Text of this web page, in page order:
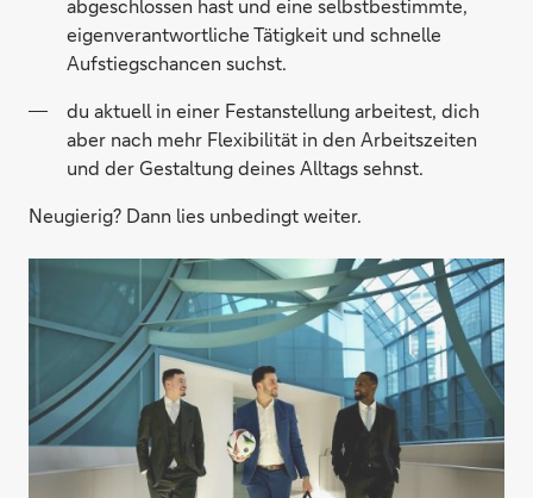
abgeschlossen hast und eine selbstbestimmte,
eigenverantwortliche Tätigkeit und schnelle
Aufstiegschancen suchst.
du aktuell in einer Festanstellung arbeitest, dich
aber nach mehr Flexibilität in den Arbeitszeiten
und der Gestaltung deines Alltags sehnst.
Neugierig? Dann lies unbedingt weiter.